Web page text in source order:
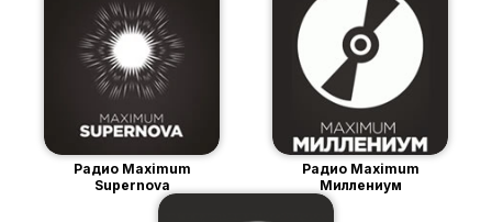
Радио Maximum
Supernova
Радио Maximum
Миллениум